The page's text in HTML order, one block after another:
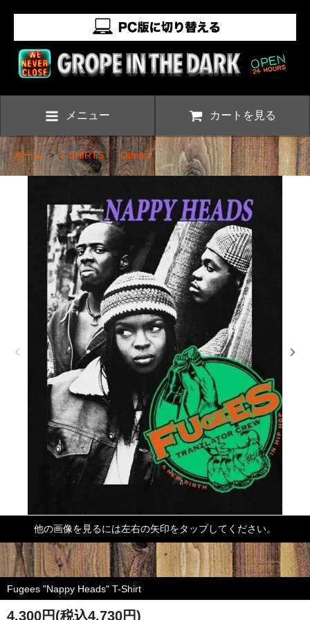
メニュー カートを見る
ホーム>T-SHIRTS>Others
他の画像を見るには左右の矢印をタップしてください。
Fugees "Nappy Heads" T-Shirt
4,300円(税込4,730円)